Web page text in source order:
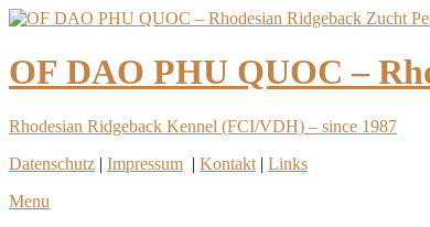
OF DAO PHU QUOC –
Rhodesian Ridgeback Kennel (FCI/VDH) – since 1987
Datenschutz | Impressum | Kontakt | Links
Menu